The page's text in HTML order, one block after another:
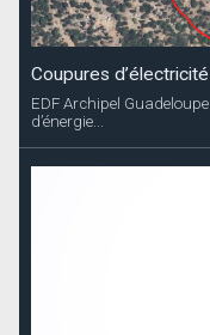
Coupures
EDF Archipel
d’énergie...